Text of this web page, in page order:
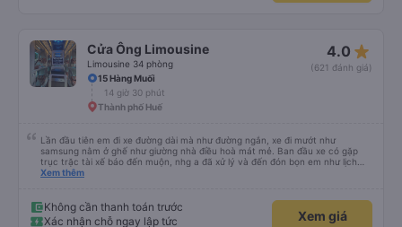
Cửa Ông Limousine
Limousine 34 phòng
4.0 star_rate
(621 đánh giá)
15 Hàng Muối
14 giờ 30 phút
Thành phố Huế
Lần đầu tiên em đi xe đường dài mà như đường ngắn, xe đi mướt như
samsung nằm ở ghế như giường nhà điều hoà mát mẻ. Ban đầu xe có gặp
trục trặc tài xế báo đến muộn, nhg a đã xử lý và đến đón bọn em như lịch
trên hệ thống. Anh tài xế Văn Sĩ quá vui tính và nhiệt tình, trời mưa gió đã
Xem thêm
Không cần thanh toán trước
Xác nhận chỗ ngay lập tức
Xem giá